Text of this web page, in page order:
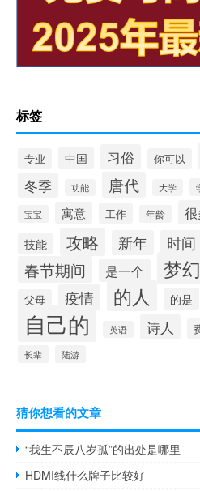
标签
专业 中国 习俗 你可以
冬季 功能 唐代 大学
宝宝 寓意 工作 年龄 很
技能 攻略 新年 时间
春节期间 是一个 梦
父母 疫情 的人 的是
自己的 英语 诗人
长辈 陆游
猜你想看的文章
“我生不辰八岁孤”的出处是哪里
HDMI线什么牌子比较好